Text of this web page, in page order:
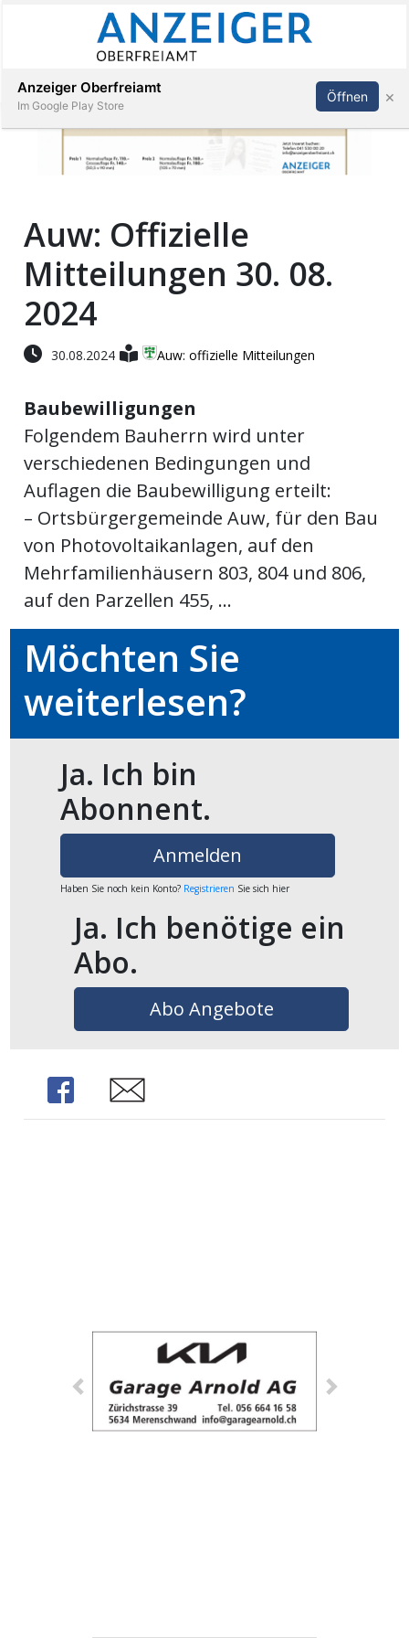
Veranstaltungen
Stellen
Paper
App
Auw
Auw:
offizielle
Mitteilungen
Abonnieren Anmelden
Auw: Offizielle
Mitteilungen 30. 08.
2024
30.08.2024 Auw: offizielle Mitteilungen
Baubewilligungen
Folgendem Bauherrn wird unter
verschiedenen Bedingungen und
Auflagen die Baubewilligung erteilt:
– Ortsbürgergemeinde Auw, für den Bau
von Photovoltaikanlagen, auf den
Mehrfamilienhäusern 803, 804 und 806,
auf den Parzellen 455, ...
Möchten Sie
weiterlesen?
Ja. Ich bin
Abonnent.
Anmelden
Haben Sie noch kein Konto? Registrieren Sie sich hier
Ja. Ich benötige ein
Abo.
Abo Angebote
Share Share
Anzeiger Oberfreiamt
Im Google Play Store
Öffnen ×